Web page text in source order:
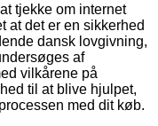
tjekke om internet
at det er en sikkerhed
dansk lovgivning,
af
vilkårene på
til at blive hjulpet,
med dit køb.